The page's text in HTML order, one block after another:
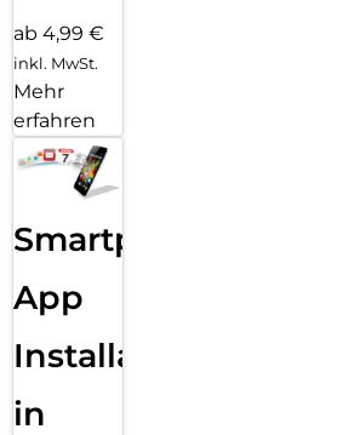
ab 4,99 €
inkl. MwSt.
Mehr
erfahren
Smartphone
App
Installation
in